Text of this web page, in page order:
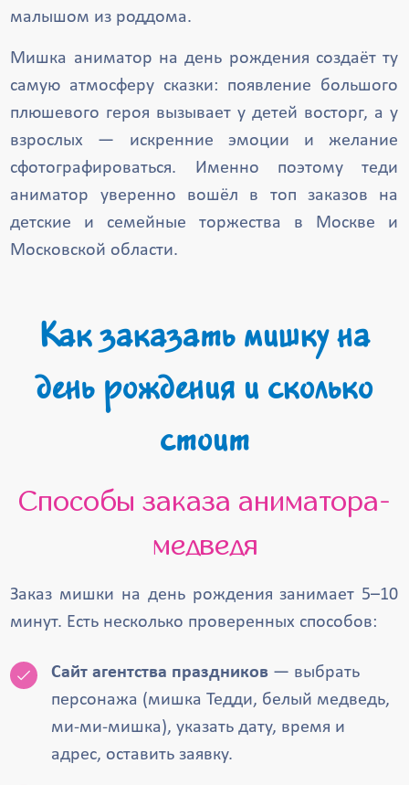
малышом из роддома.
Мишка аниматор на день рождения создаёт ту
самую атмосферу сказки: появление большого
плюшевого героя вызывает у детей восторг, а у
взрослых — искренние эмоции и желание
сфотографироваться. Именно поэтому теди
аниматор уверенно вошёл в топ заказов на
детские и семейные торжества в Москве и
Московской области.
Как заказать мишку на
день рождения и сколько
стоит
Способы заказа аниматора-
медведя
Заказ мишки на день рождения занимает 5–10
минут. Есть несколько проверенных способов:
Сайт агентства праздников — выбрать
персонажа (мишка Тедди, белый медведь,
ми-ми-мишка), указать дату, время и
адрес, оставить заявку.